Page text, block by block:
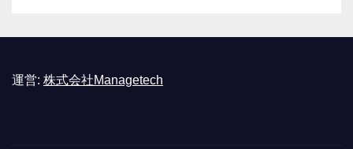
運営: 株式会社Managetech